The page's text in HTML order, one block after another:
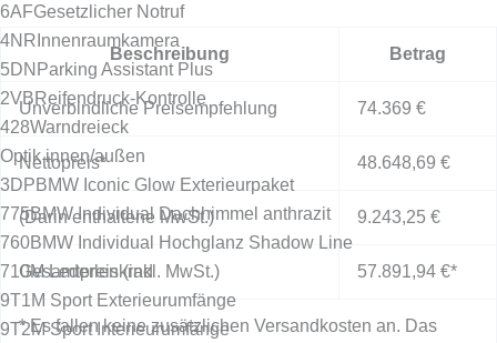
6AFGesetzlicher Notruf
4NR Innenraumkamera
5DN Parking Assistant Plus
2VB Reifendruck-Kontrolle
428Warndreieck
Optik innen/außen
3DP BMW Iconic Glow Exterieurpaket
775BMW Individual Dachhimmel anthrazit
760BMW Individual Hochglanz Shadow Line
710M Lederlenkrad
9T1M Sport Exterieurumfänge
9T2M Sport Interieurumfänge
Beschreibung Betrag
Unverbindliche Preisempfehlung 74.369 €
Nettopreis* 48.648,69 €
(Darin enthaltene MwSt.) 9.243,25 €
Gesamtpreis (inkl. MwSt.) 57.891,94 €*
* Es fallen keine zusätzlichen Versandkosten an. Das